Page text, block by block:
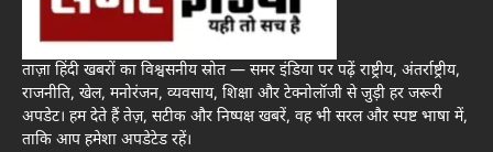
ताज़ा हिंदी खबरों का विश्वसनीय स्रोत — समर इंडिया पर पढ़ें राष्ट्रीय, अंतर्राष्ट्रीय,
राजनीति, खेल, मनोरंजन, व्यवसाय, शिक्षा और टेक्नोलॉजी से जुड़ी हर जरूरी
अपडेट। हम देते हैं तेज़, सटीक और निष्पक्ष खबरें, वह भी सरल और स्पष्ट भाषा में,
ताकि आप हमेशा अपडेटेड रहें।